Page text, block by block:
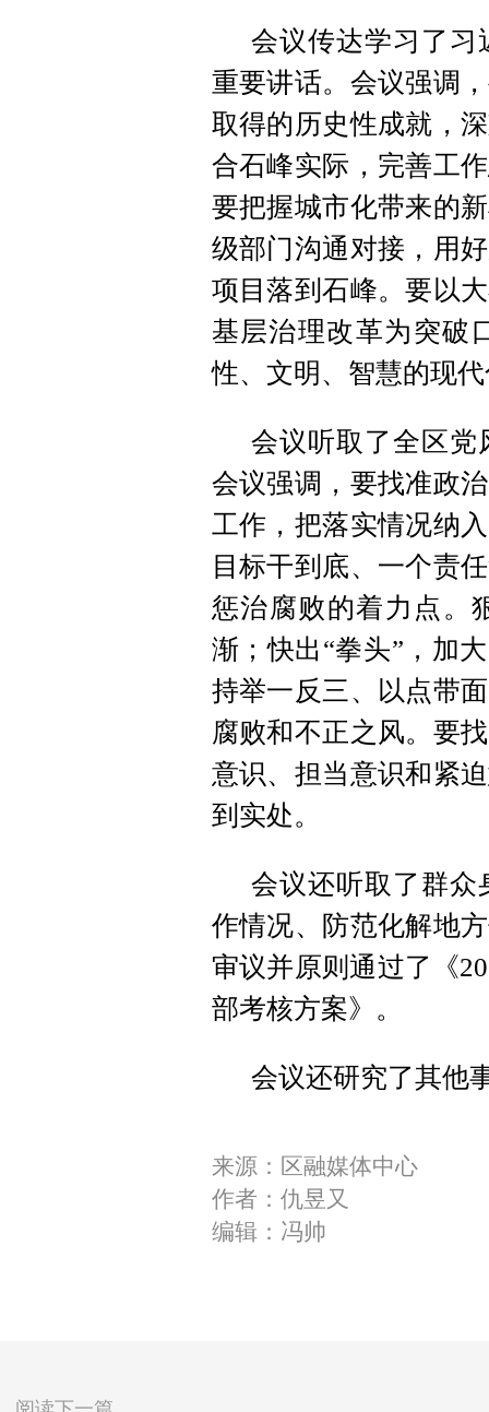
会议传达学习了习
重要讲话。会议强调
取得的历史性成就，
合石峰实际，完善工
要把握城市化带来的
级部门沟通对接，用
项目落到石峰。要以
基层治理改革为突破
性、文明、智慧的现
会议听取了全区党
会议强调，要找准政
工作，把落实情况纳
目标干到底、一个责
惩治腐败的着力点。
渐；快出“拳头”，加
持举一反三、以点带
腐败和不正之风。要
意识、担当意识和紧
到实处。
会议还听取了群众
作情况、防范化解地
审议并原则通过了《
部考核方案》。
会议还研究了其他
来源：区融媒体中心
作者：仇昱又
编辑：冯帅